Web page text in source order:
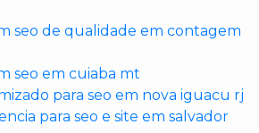
seo de qualidade em contagem
seo em cuiaba mt
para seo em nova iguacu rj
para seo e site em salvador